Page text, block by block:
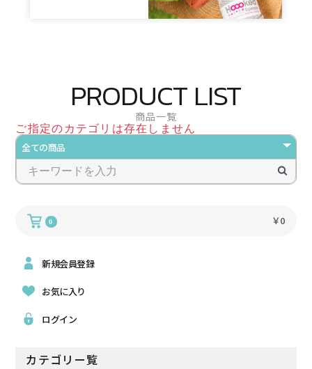
PRODUCT LIST
商品一覧
0 ￥0
新規会員登録
お気に入り
ログイン
カテゴリー覧
ご指定のカテゴリは存在しません